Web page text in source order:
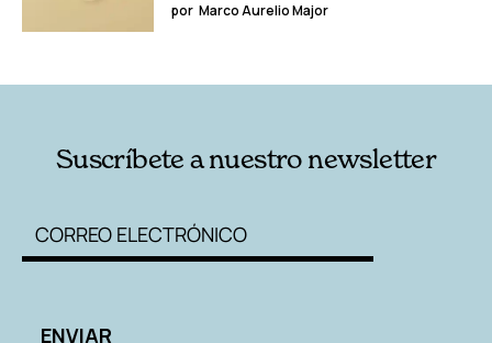
por Marco Aurelio Major
Suscríbete a nuestro newsletter